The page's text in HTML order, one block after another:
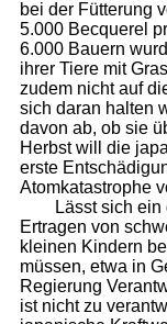
bei der Fütterung
5.000 Becquerel
6.000 Bauern
ihrer Tiere mit
zudem nicht auf
sich daran halten
davon ab, ob sie
Herbst will die
erste
Atomkatastrophe
Lässt sich
Ertragen von
kleinen Kindern
müssen, etwa in
Regierung
ist nicht zu